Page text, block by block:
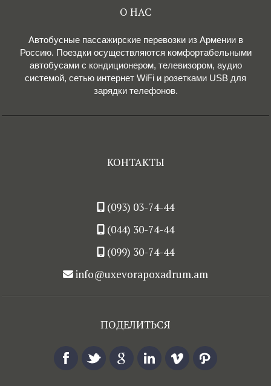
О НАС
Автобусные пассажирские перевозки из Армении в
Россию. Поездки осуществляются комфортабельными
автобусами с кондиционером, телевизором, аудио
системой, сетью интернет WiFi и розетками USB для
зарядки телефонов.
КОНТАКТЫ
(093) 03-74-44
(044) 30-74-44
(099) 30-74-44
info@uxevorapoxadrum.am
ПОДЕЛИТЬСЯ